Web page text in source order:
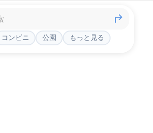
コンビニ 公園 もっと見る